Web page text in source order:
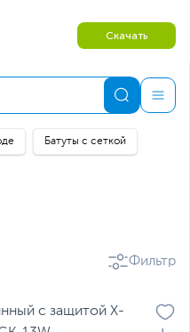
Скачать
Батуты с сеткой
Фильтр
с защитой X-